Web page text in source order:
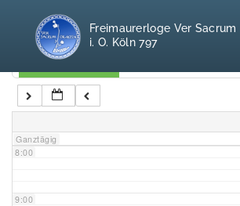
100 F.A.Q.
Freimaurerloge Ver Sacrum
i. O. Köln 797
Kategorien
Ganztägig
7:00
8:00
9:00